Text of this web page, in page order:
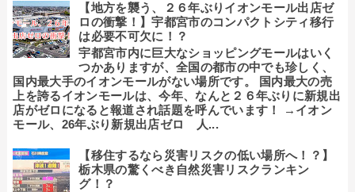
【地方を襲う、２６年ぶりイオンモール出店ゼ
ロの衝撃！】宇都宮市のコンパクトシティ移行
は必要不可欠に！？
宇都宮市内に巨大なショッピングモールはいく
つかありますが、全国の都市の中でも珍しく、
国内最大手のイオンモールがない場所です。 国内最大の売
上を誇るイオンモールは、今年、なんと２６年ぶりに新規出
店がゼロになると報道され話題を呼んでいます！ →イオン
モール、26年ぶり新規出店ゼロ 人...
【移住するなら災害リスクの低い場所へ！？】
栃木県の驚くべき自然災害リスクランキン
グ！？